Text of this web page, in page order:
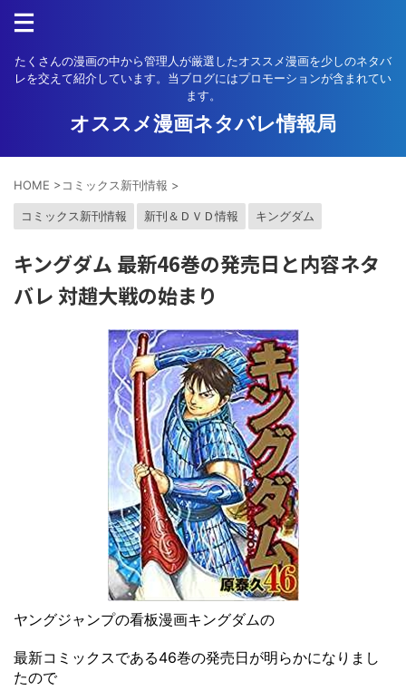
たくさんの漫画の中から管理人が厳選したオススメ漫画を少しのネタバ
レを交えて紹介しています。当ブログにはプロモーションが含まれてい
ます。
オススメ漫画ネタバレ情報局
HOME >コミックス新刊情報 >
コミックス新刊情報 新刊＆ＤＶＤ情報 キングダム
キングダム 最新46巻の発売日と内容ネタ
バレ 対趙大戦の始まり
ヤングジャンプの看板漫画キングダムの
最新コミックスである46巻の発売日が明らかになりまし
たので